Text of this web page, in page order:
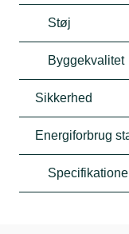
Støj
Byggekvalitet
Sikkerhed
Energiforbrug